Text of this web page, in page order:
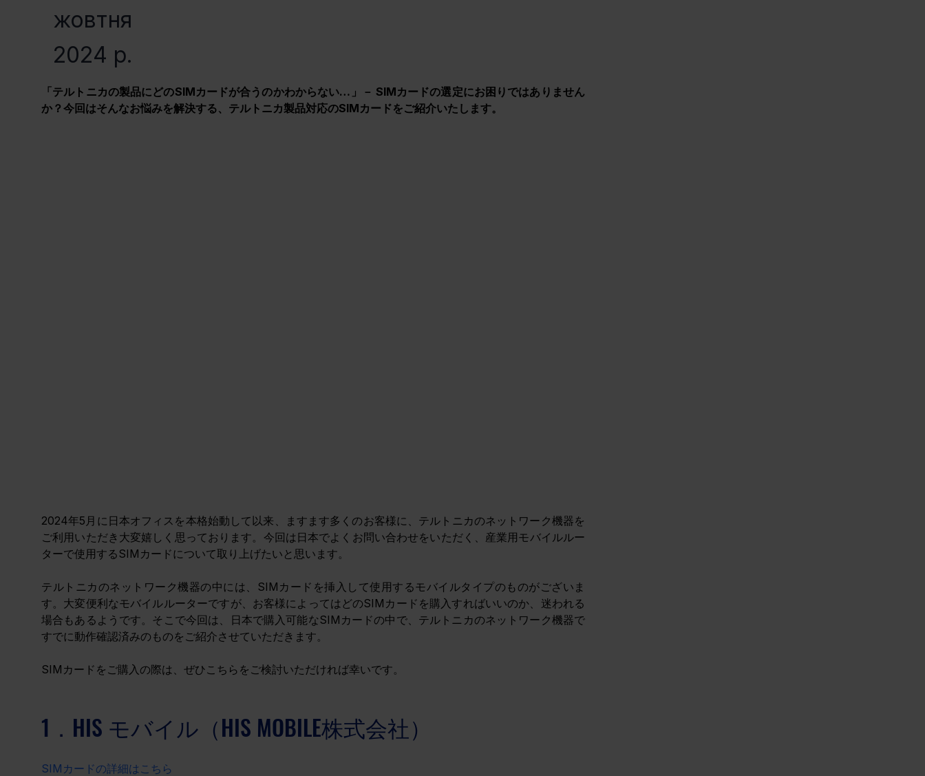
жовтня
2024 р.
「テルトニカの製品にどのSIMカードが合うのかわからない…」－ SIMカードの選定にお困りではありません
か？今回はそんなお悩みを解決する、テルトニカ製品対応のSIMカードをご紹介いたします。
2024年5月に日本オフィスを本格始動して以来、ますます多くのお客様に、テルトニカのネットワーク機器を
ご利用いただき大変嬉しく思っております。今回は日本でよくお問い合わせをいただく、産業用モバイルルー
ターで使用するSIMカードについて取り上げたいと思います。
テルトニカのネットワーク機器の中には、SIMカードを挿入して使用するモバイルタイプのものがございま
す。大変便利なモバイルルーターですが、お客様によってはどのSIMカードを購入すればいいのか、迷われる
場合もあるようです。そこで今回は、日本で購入可能なSIMカードの中で、テルトニカのネットワーク機器で
すでに動作確認済みのものをご紹介させていただきます。
SIMカードをご購入の際は、ぜひこちらをご検討いただければ幸いです。
1．HIS モバイル（HIS MOBILE株式会社）
SIMカードの詳細はこちら